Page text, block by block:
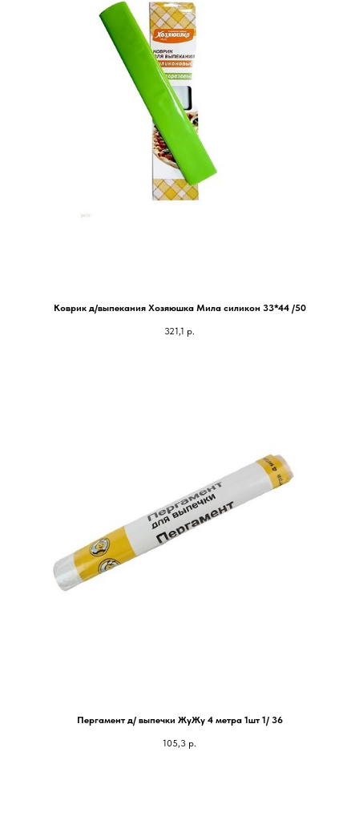
Коврик д/выпекания Хозяюшка Мила силикон 33*44 /50
321,1 р.
Пергамент д/ выпечки ЖуЖу 4 метра 1шт 1/ 36
105,3 р.